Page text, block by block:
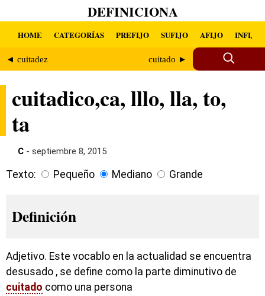
DEFINICIONA
HOME CATEGORÍAS PREFIJO SUFIJO AFIJO INFIJO
◄ cuitadez cuitado ►
cuitadico,ca, lllo, lla, to,
ta
C - septiembre 8, 2015
Texto: Pequeño Mediano Grande
Definición
Adjetivo. Este vocablo en la actualidad se encuentra
desusado , se define como la parte diminutivo de
cuitado como una persona